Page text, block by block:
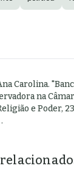
Carolina. "
na
e Poder,
.